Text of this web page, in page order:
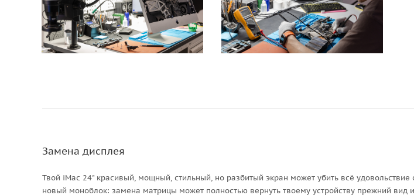
Замена дисплея
Твой iMac 24" красивый, мощный, стильный, но разбитый экран может убить всё
новый моноблок: замена матрицы может полностью вернуть твоему устройству прежний вид